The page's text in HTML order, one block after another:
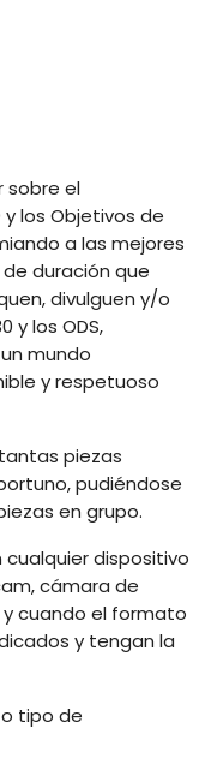
sobre el
los Objetivos de
a las mejores
duración que
divulguen y/o
y los ODS,
mundo
y respetuoso
piezas
pudiéndose
en grupo.
cualquier dispositivo
cámara de
cuando el formato
y tengan la
tipo de